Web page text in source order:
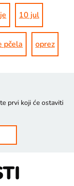
10 jul
pčela oprez
prvi koji će ostaviti